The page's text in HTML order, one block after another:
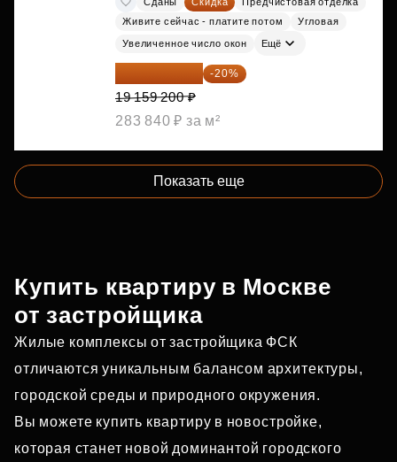
Живите сейчас - платите потом
Угловая
Увеличенное число окон Ещё
15 327 360 ₽ -20%
19 159 200 ₽
283 840 ₽ за м²
Показать еще
Купить квартиру в Москве
от застройщика
Жилые комплексы от застройщика ФСК
отличаются уникальным балансом архитектуры,
городской среды и природного окружения.
Вы можете купить квартиру в новостройке,
которая станет новой доминантой городского